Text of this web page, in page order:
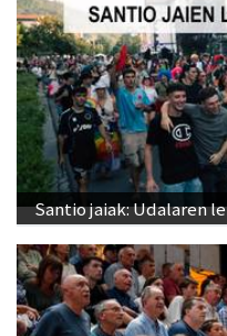
Santio jaiak: Udalaren